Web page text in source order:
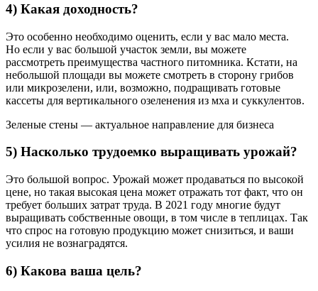
4) Какая доходность?
Это особенно необходимо оценить, если у вас мало места.
Но если у вас большой участок земли, вы можете
рассмотреть преимущества частного питомника. Кстати, на
небольшой площади вы можете смотреть в сторону грибов
или микрозелени, или, возможно, подращивать готовые
кассеты для вертикального озеленения из мха и суккулентов.
Зеленые стены — актуальное направление для бизнеса
5) Насколько трудоемко выращивать урожай?
Это большой вопрос. Урожай может продаваться по высокой
цене, но такая высокая цена может отражать тот факт, что он
требует больших затрат труда. В 2021 году многие будут
выращивать собственные овощи, в том числе в теплицах. Так
что спрос на готовую продукцию может снизиться, и ваши
усилия не вознаградятся.
6) Какова ваша цель?